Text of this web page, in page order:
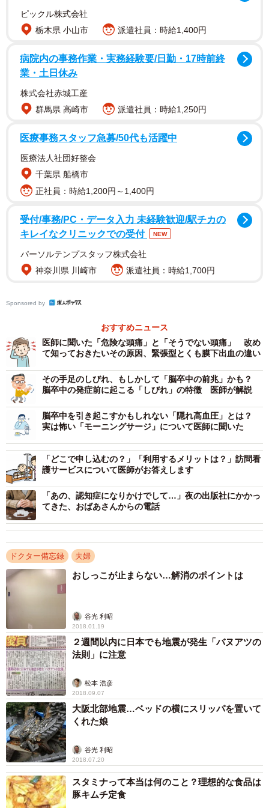
ある時から2人で診察室に入るのですが、ご主人のみ先に待
合室で待つように奥様が言われていました。思いつめた様
子で私を見るのですが、何かを言い出せないことが数回続
きました。しばらくしてから、ご主人は夜になると豹変す
ように。認知症の一症状ですが、命の危険があるようであ
れば様々な対処をしなければなりません。
しばらく経って原因が分かりました。性交渉の拒絶にあっ
いいのに、ご主人は勃起すると治まらないようで毎回受け
入れるのが非常に辛いとのことでした。認知症の方の異常
性欲はよくあることですが、実際に伺うのは初めてで正直
驚きました。
奥様は誰にも相談できず、清水の舞台から飛び降りる心境
に落ち着かれました。現在、漢方と眠剤を追加処方するこ
とで経過を診ています。まだ、投薬治療をして間がありま
せんが、効果は少しずつ表れてきています。末永く仲良く
過ごして頂きたいと心から願っています。
ピックル株式会社
栃木県 小山市
派遣社員：時給1,400円
病院内の事務作業・実務経験要/日勤・17時前終
業・土日休み
株式会社赤城工産
群馬県 高崎市
派遣社員：時給1,250円
医療事務スタッフ急募/50代も活躍中
医療法人社団好整会
千葉県 船橋市
正社員：時給1,200円～1,400円
受付/事務/PC・データ入力 未経験歓迎/駅チカの
キレイなクリニックでの受付
NEW
パーソルテンプスタッフ株式会社
神奈川県 川崎市
派遣社員：時給1,700円
Sponsored by
おすすめニュース
医師に聞いた「危険な頭痛」と「そうでない頭痛」 改め
て知っておきたいその原因、緊張型とくも膜下出血の違い
その手足のしびれ、もしかして「脳卒中の前兆」かも？
脳卒中の発症前に起こる「しびれ」の特徴 医師が解説
脳卒中を引き起こすかもしれない「隠れ高血圧」とは？
実は怖い「モーニングサージ」について医師に聞いた
「どこで申し込むの？」「利用するメリットは？」訪問看
護サービスについて医師がお答えします
「あの、認知症になりかけでして…」夜の出版社にかかっ
てきた、おばあさんからの電話
ドクター備忘録 夫婦
おしっこが止まらない…解消のポイントは
谷光 利昭
2018.01.19
２週間以内に日本でも地震が発生「バヌアツの
法則」に注意
松本 浩彦
2018.09.07
大阪北部地震…ベッドの横にスリッパを置いて
くれた娘
谷光 利昭
2018.07.20
スタミナって本当は何のこと？理想的な食品は
豚キムチ定食